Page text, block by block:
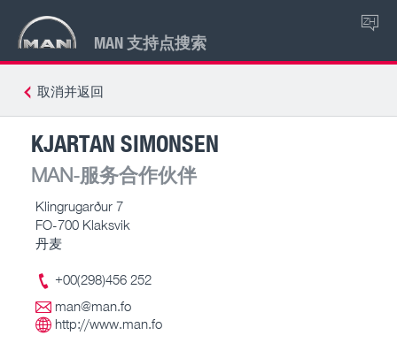
MAN 支持点搜索
ZH
取消并返回
KJARTAN SIMONSEN
MAN-服务合作伙伴
Klingrugarður 7
FO-700 Klaksvik
丹麦
+00(298)456 252
man@man.fo
http://www.man.fo